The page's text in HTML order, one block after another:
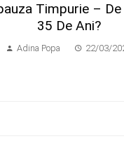
Timpurie –
35 De Ani?
Adina Popa 22/03/